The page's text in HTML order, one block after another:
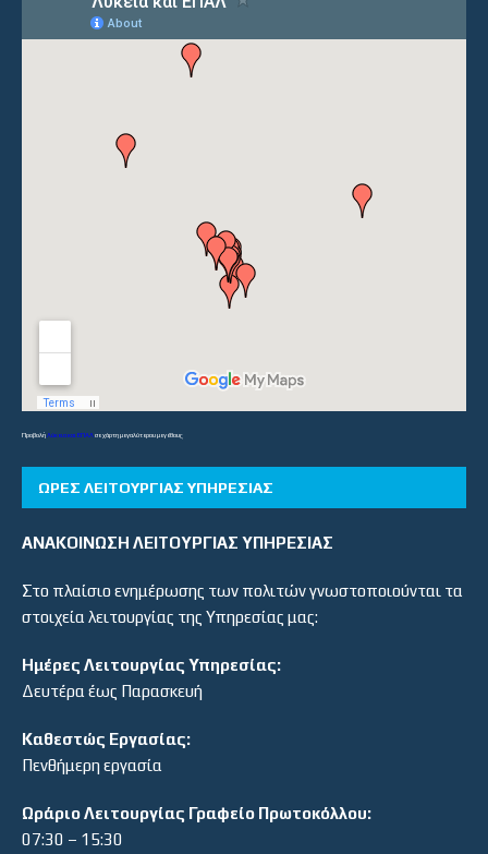
ΠροβολήΛύκεια και ΕΠΑΛσε χάρτη μεγαλύτερου μεγέθους
ΏΡΕΣ ΛΕΙΤΟΥΡΓΊΑΣ ΥΠΗΡΕΣΊΑΣ
ΑΝΑΚΟΙΝΩΣΗ ΛΕΙΤΟΥΡΓΙΑΣ ΥΠΗΡΕΣΙΑΣ
Στο πλαίσιο ενημέρωσης των πολιτών γνωστοποιούνται τα
στοιχεία λειτουργίας της Υπηρεσίας μας:
Ημέρες Λειτουργίας Υπηρεσίας:
Δευτέρα έως Παρασκευή
Καθεστώς Εργασίας:
Πενθήμερη εργασία
Ωράριο Λειτουργίας Γραφείο Πρωτοκόλλου:
07:30 – 15:30